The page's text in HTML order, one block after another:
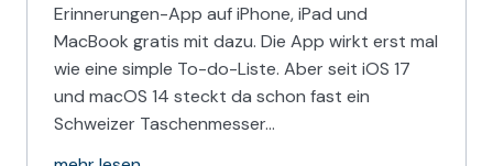
Erinnerungen-App auf iPhone, iPad und
MacBook gratis mit dazu. Die App wirkt erst mal
wie eine simple To-do-Liste. Aber seit iOS 17
und macOS 14 steckt da schon fast ein
Schweizer Taschenmesser…